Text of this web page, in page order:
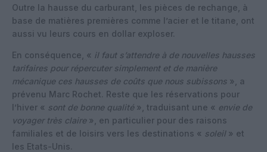
Outre la hausse du carburant, les pièces de rechange, à
base de matières premières comme l’acier et le titane, ont
aussi vu leurs cours en dollar exploser.
En conséquence, « il faut s’attendre à de nouvelles hausses
tarifaires pour répercuter simplement et de manière
mécanique ces hausses de coûts que nous subissons », a
prévenu Marc Rochet. Reste que les réservations pour
l’hiver « sont de bonne qualité », traduisant une « envie de
voyager très claire », en particulier pour des raisons
familiales et de loisirs vers les destinations « soleil» et
les Etats-Unis.